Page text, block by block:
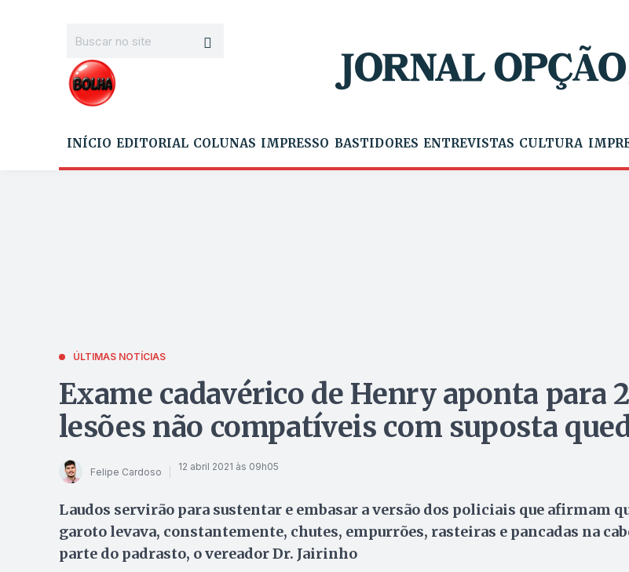
INÍCIO EDITORIAL COLUNAS IMPRESSO BASTIDORES ENTREVISTAS CULTURA
ÚLTIMAS NOTÍCIAS
Exame cadavérico de Henry aponta para
lesões não compatíveis com suposta
Felipe Cardoso 12 abril 2021 às 09h05
Laudos servirão para sustentar e embasar a versão dos policiais que afirmam
garoto levava, constantemente, chutes, empurrões, rasteiras e pancadas na
parte do padrasto, o vereador Dr. Jairinho